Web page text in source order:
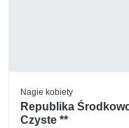
Nagie kobiety
Republika
Czyste **